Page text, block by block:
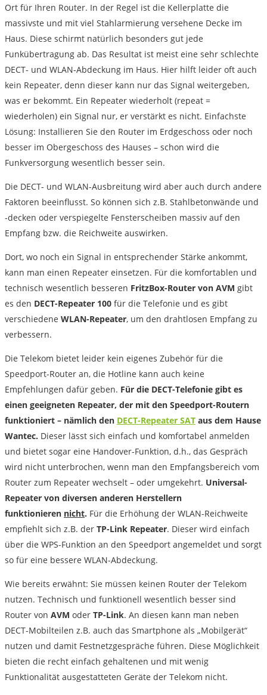
Ort für Ihren Router. In der Regel ist die Kellerplatte die
massivste und mit viel Stahlarmierung versehene Decke im
Haus. Diese schirmt natürlich besonders gut jede
Funkübertragung ab. Das Resultat ist meist eine sehr schlechte
DECT- und WLAN-Abdeckung im Haus. Hier hilft leider oft auch
kein Repeater, denn dieser kann nur das Signal weitergeben,
was er bekommt. Ein Repeater wiederholt (repeat =
wiederholen) ein Signal nur, er verstärkt es nicht. Einfachste
Lösung: Installieren Sie den Router im Erdgeschoss oder noch
besser im Obergeschoss des Hauses – schon wird die
Funkversorgung wesentlich besser sein.
Die DECT- und WLAN-Ausbreitung wird aber auch durch andere
Faktoren beeinflusst. So können sich z.B. Stahlbetonwände und
-decken oder verspiegelte Fensterscheiben massiv auf den
Empfang bzw. die Reichweite auswirken.
Dort, wo noch ein Signal in entsprechender Stärke ankommt,
kann man einen Repeater einsetzen. Für die komfortablen und
technisch wesentlich besseren FritzBox-Router von AVM gibt
es den DECT-Repeater 100 für die Telefonie und es gibt
verschiedene WLAN-Repeater, um den drahtlosen Empfang zu
verbessern.
Die Telekom bietet leider kein eigenes Zubehör für die
Speedport-Router an, die Hotline kann auch keine
Empfehlungen dafür geben. Für die DECT-Telefonie gibt es
einen geeigneten Repeater, der mit den Speedport-Routern
funktioniert – nämlich den DECT-Repeater SAT aus dem Hause
Wantec. Dieser lässt sich einfach und komfortabel anmelden
und bietet sogar eine Handover-Funktion, d.h., das Gespräch
wird nicht unterbrochen, wenn man den Empfangsbereich vom
Router zum Repeater wechselt – oder umgekehrt. Universal-
Repeater von diversen anderen Herstellern
funktionieren nicht. Für die Erhöhung der WLAN-Reichweite
empfiehlt sich z.B. der TP-Link Repeater. Dieser wird einfach
über die WPS-Funktion an den Speedport angemeldet und sorgt
so für eine bessere WLAN-Abdeckung.
Wie bereits erwähnt: Sie müssen keinen Router der Telekom
nutzen. Technisch und funktionell wesentlich besser sind
Router von AVM oder TP-Link. An diesen kann man neben
DECT-Mobilteilen z.B. auch das Smartphone als „Mobilgerät“
nutzen und damit Festnetzgespräche führen. Diese Möglichkeit
bieten die recht einfach gehaltenen und mit wenig
Funktionalität ausgestatteten Geräte der Telekom nicht.